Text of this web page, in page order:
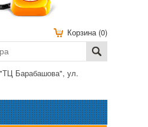
Корзина (0)
Барабашова", ул.